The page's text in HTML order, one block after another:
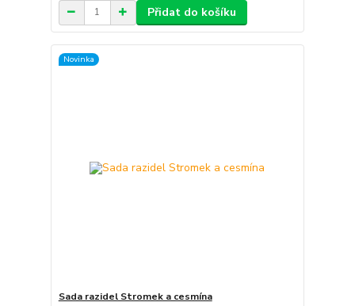
Přidat do košíku
Novinka
Sada razidel Stromek a cesmína